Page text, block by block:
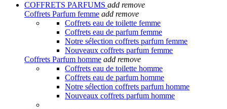
COFFRETS PARFUMS add remove
Coffrets Parfum femme add remove
Coffrets eau de toilette femme
Coffrets eau de parfum femme
Notre sélection coffrets parfum femme
Nouveaux coffrets parfum femme
Coffrets Parfum homme add remove
Coffrets eau de toilette homme
Coffrets eau de parfum homme
Notre sélection coffrets parfum homme
Nouveaux coffrets parfum homme